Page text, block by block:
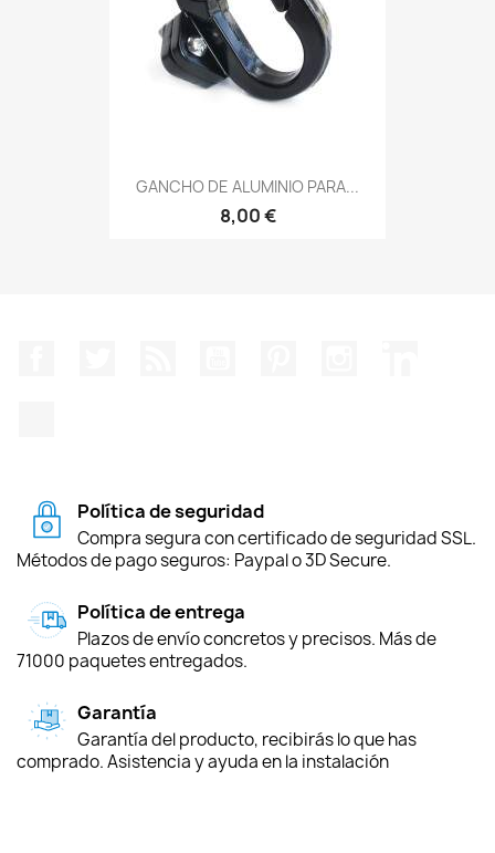
GANCHO DE ALUMINIO PARA...
8,00 €
Política de seguridad
Compra segura con certificado de seguridad SSL.
Métodos de pago seguros: Paypal o 3D Secure.
Política de entrega
Plazos de envío concretos y precisos. Más de
71000 paquetes entregados.
Garantía
Garantía del producto, recibirás lo que has
comprado. Asistencia y ayuda en la instalación